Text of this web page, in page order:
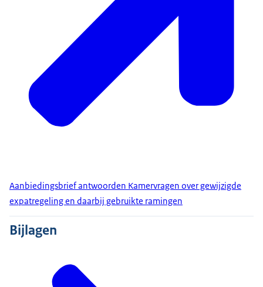
Aanbiedingsbrief antwoorden Kamervragen over gewijzigde
expatregeling en daarbij gebruikte ramingen
Bijlagen